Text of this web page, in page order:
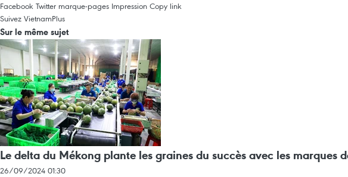
Facebook Twitter marque-pages Impression Copy link
Suivez VietnamPlus
Sur le même sujet
Le delta du Mékong plante les graines du succès avec les marques
26/09/2024 01:30